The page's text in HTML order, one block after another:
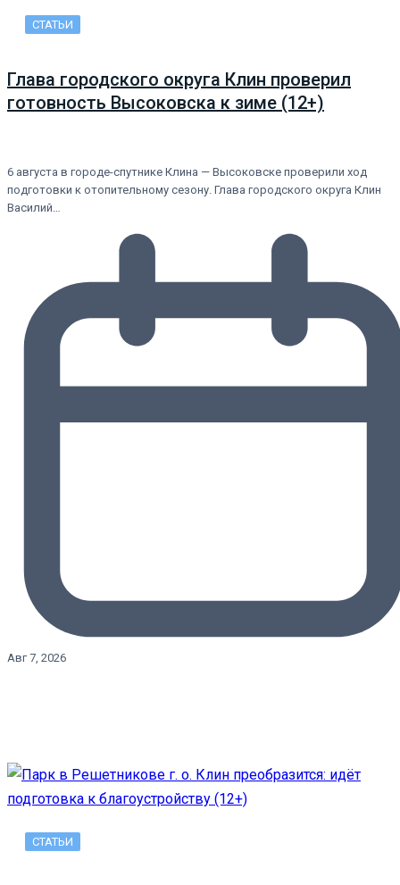
СТАТЬИ
Глава городского округа Клин проверил
готовность Высоковска к зиме (12+)
6 августа в городе-спутнике Клина — Высоковске проверили ход
подготовки к отопительному сезону. Глава городского округа Клин
Василий…
Авг 7, 2026
СТАТЬИ